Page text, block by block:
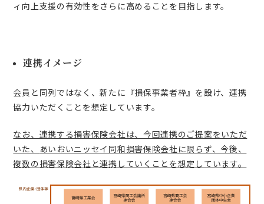
ィ向上支援の有効性をさらに高めることを目指します。
連携イメージ
会員と同列ではなく、新たに『損保事業者枠』を設け、連携
協力いただくことを想定しています。
なお、連携する損害保険会社は、今回連携のご提案をいただ
いた、
あいおいニッセイ同和損害保険会社に限らず、今後、
複数の損害保険会社と連携していくことを想定しています。